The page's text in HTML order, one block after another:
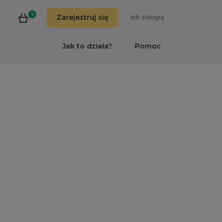
0 Zarejestruj się lub zaloguj
Pomoc
Jak to działa?